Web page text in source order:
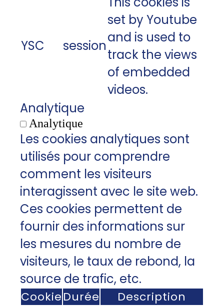
YSC session
set by Youtube
and is used to
track the views
of embedded
videos.
Analytique
Analytique
Les cookies analytiques sont
utilisés pour comprendre
comment les visiteurs
interagissent avec le site web.
Ces cookies permettent de
fournir des informations sur
les mesures du nombre de
visiteurs, le taux de rebond, la
source de trafic, etc.
CookieDurée Description